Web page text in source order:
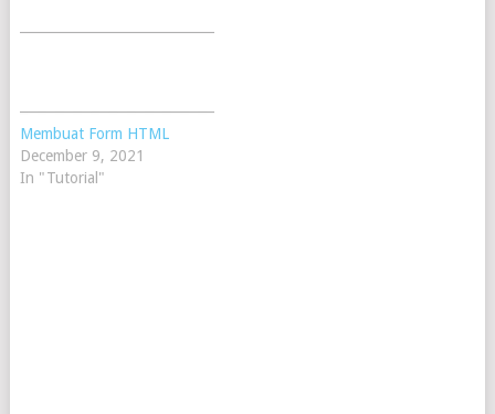
Membuat Form HTML
December 9, 2021
In "Tutorial"